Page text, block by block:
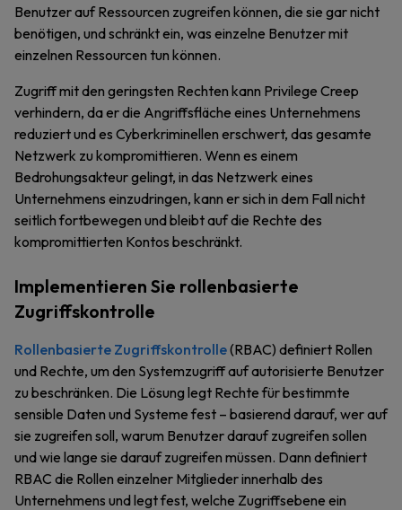
Benutzer auf Ressourcen zugreifen können, die sie gar nicht
benötigen, und schränkt ein, was einzelne Benutzer mit
einzelnen Ressourcen tun können.
Zugriff mit den geringsten Rechten kann Privilege Creep
verhindern, da er die Angriffsfläche eines Unternehmens
reduziert und es Cyberkriminellen erschwert, das gesamte
Netzwerk zu kompromittieren. Wenn es einem
Bedrohungsakteur gelingt, in das Netzwerk eines
Unternehmens einzudringen, kann er sich in dem Fall nicht
seitlich fortbewegen und bleibt auf die Rechte des
kompromittierten Kontos beschränkt.
Implementieren Sie rollenbasierte
Zugriffskontrolle
Rollenbasierte Zugriffskontrolle(RBAC) definiert Rollen
und Rechte, um den Systemzugriff auf autorisierte Benutzer
zu beschränken. Die Lösung legt Rechte für bestimmte
sensible Daten und Systeme fest – basierend darauf, wer auf
sie zugreifen soll, warum Benutzer darauf zugreifen sollen
und wie lange sie darauf zugreifen müssen. Dann definiert
RBAC die Rollen einzelner Mitglieder innerhalb des
Unternehmens und legt fest, welche Zugriffsebene ein